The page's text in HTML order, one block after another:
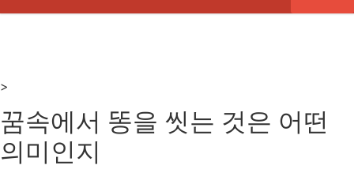
>
꿈속에서 똥을 씻는 것은 어떤
의미인지